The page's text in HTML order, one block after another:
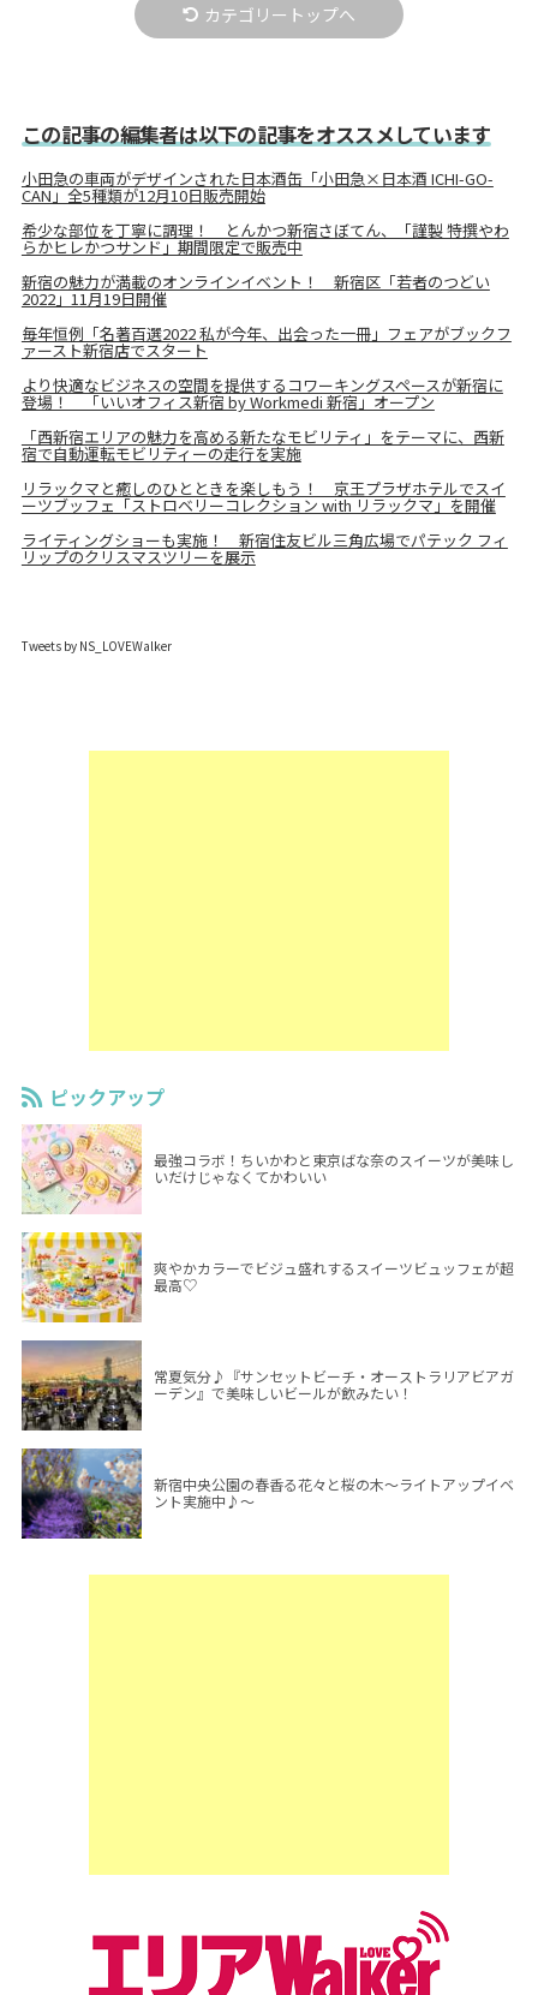
カテゴリートップへ
この記事の編集者は以下の記事をオススメしています
小田急の車両がデザインされた日本酒缶「小田急×日本酒 ICHI-GO-
CAN」全5種類が12月10日販売開始
希少な部位を丁寧に調理！ とんかつ新宿さぼてん、「謹製 特撰やわ
らかヒレかつサンド」期間限定で販売中
新宿の魅力が満載のオンラインイベント！ 新宿区「若者のつどい
2022」11月19日開催
毎年恒例「名著百選2022 私が今年、出会った一冊」フェアがブックフ
ァースト新宿店でスタート
より快適なビジネスの空間を提供するコワーキングスペースが新宿に
登場！ 「いいオフィス新宿 by Workmedi 新宿」オープン
「西新宿エリアの魅力を高める新たなモビリティ」をテーマに、西新
宿で自動運転モビリティーの走行を実施
リラックマと癒しのひとときを楽しもう！ 京王プラザホテルでスイ
ーツブッフェ「ストロベリーコレクション with リラックマ」を開催
ライティングショーも実施！ 新宿住友ビル三角広場でパテック フィ
リップのクリスマスツリーを展示
Tweets by NS_LOVEWalker
ピックアップ
最強コラボ！ちいかわと東京ばな奈のスイーツが美味し
いだけじゃなくてかわいい
爽やかカラーでビジュ盛れするスイーツビュッフェが超
最高♡
常夏気分♪『サンセットビーチ・オーストラリアビアガ
ーデン』で美味しいビールが飲みたい！
新宿中央公園の春香る花々と桜の木～ライトアップイベ
ント実施中♪～